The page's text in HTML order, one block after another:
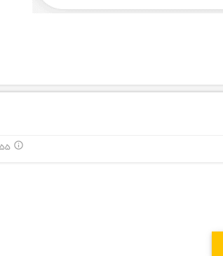
455 info_outline